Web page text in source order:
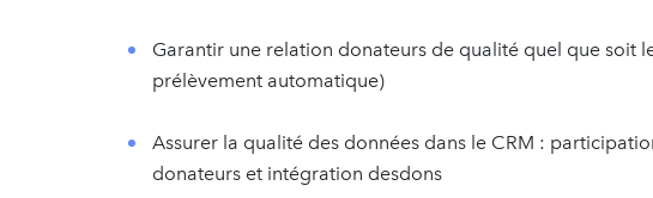
Garantir une relation donateurs de qualité quel que soit
prélèvement automatique)
Assurer la qualité des données dans le CRM :
donateurs et intégration desdons